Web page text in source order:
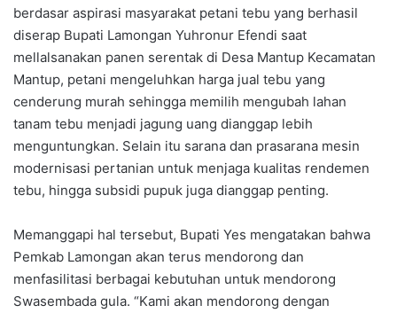
berdasar aspirasi masyarakat petani tebu yang berhasil
diserap Bupati Lamongan Yuhronur Efendi saat
mellalsanakan panen serentak di Desa Mantup Kecamatan
Mantup, petani mengeluhkan harga jual tebu yang
cenderung murah sehingga memilih mengubah lahan
tanam tebu menjadi jagung uang dianggap lebih
menguntungkan. Selain itu sarana dan prasarana mesin
modernisasi pertanian untuk menjaga kualitas rendemen
tebu, hingga subsidi pupuk juga dianggap penting.
Memanggapi hal tersebut, Bupati Yes mengatakan bahwa
Pemkab Lamongan akan terus mendorong dan
menfasilitasi berbagai kebutuhan untuk mendorong
Swasembada gula. “Kami akan mendorong dengan